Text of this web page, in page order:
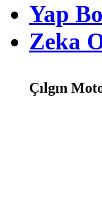
Yap
Zeka
Çılgın